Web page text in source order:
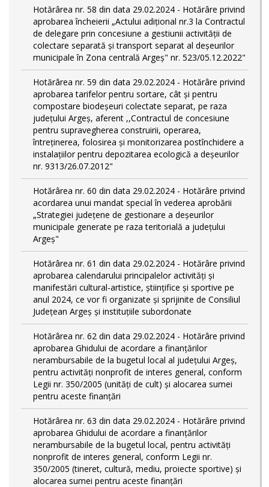
Hotărârea nr. 58 din data 29.02.2024 - Hotărâre privind
aprobarea încheierii „Actului adițional nr.3 la Contractul
de delegare prin concesiune a gestiunii activității de
colectare separată și transport separat al deşeurilor
municipale în Zona centrală Argeș" nr. 523/05.12.2022"
Hotărârea nr. 59 din data 29.02.2024 - Hotărâre privind
aprobarea tarifelor pentru sortare, cât și pentru
compostare biodeșeuri colectate separat, pe raza
județului Argeș, aferent ,,Contractul de concesiune
pentru supravegherea construirii, operarea,
întreținerea, folosirea și monitorizarea postînchidere a
instalațiilor pentru depozitarea ecologică a deșeurilor
nr. 9313/26.07.2012"
Hotărârea nr. 60 din data 29.02.2024 - Hotărâre privind
acordarea unui mandat special în vederea aprobării
„Strategiei județene de gestionare a deșeurilor
municipale generate pe raza teritorială a județului
Argeș"
Hotărârea nr. 61 din data 29.02.2024 - Hotărâre privind
aprobarea calendarului principalelor activităţi şi
manifestări cultural-artistice, ştiinţifice şi sportive pe
anul 2024, ce vor fi organizate şi sprijinite de Consiliul
Judeţean Argeş şi instituţiile subordonate
Hotărârea nr. 62 din data 29.02.2024 - Hotărâre privind
aprobarea Ghidului de acordare a finanţărilor
nerambursabile de la bugetul local al județului Argeș,
pentru activităţi nonprofit de interes general, conform
Legii nr. 350/2005 (unități de cult) și alocarea sumei
pentru aceste finanțări
Hotărârea nr. 63 din data 29.02.2024 - Hotărâre privind
aprobarea Ghidului de acordare a finanţărilor
nerambursabile de la bugetul local, pentru activităţi
nonprofit de interes general, conform Legii nr.
350/2005 (tineret, cultură, mediu, proiecte sportive) și
alocarea sumei pentru aceste finanțări